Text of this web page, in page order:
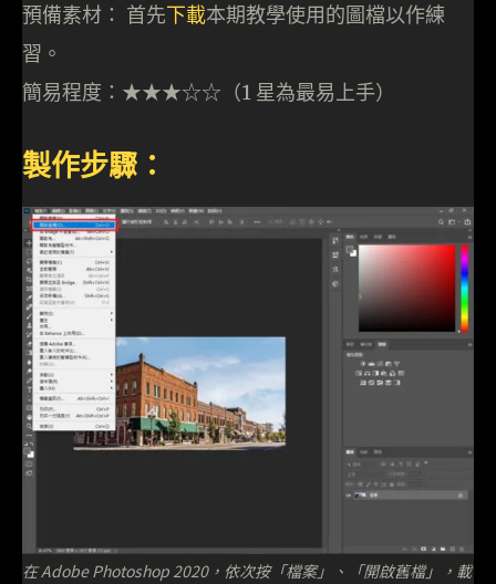
預備素材： 首先下載本期教學使用的圖檔以作練
習。
簡易程度：★★★☆☆（1 星為最易上手）
製作步驟：
在 Adobe Photoshop 2020，依次按「檔案」、「開啟舊檔」，載